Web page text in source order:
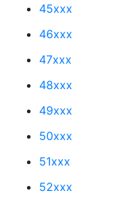
45xxx
46xxx
47xxx
48xxx
49xxx
50xxx
51xxx
52xxx